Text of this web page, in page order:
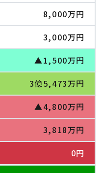
8,000万円
3,000万円
▲1,500万円
3億5,473万円
▲4,800万円
3,818万円
0円